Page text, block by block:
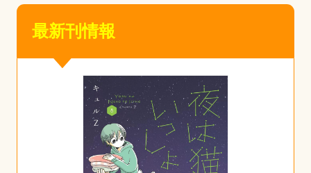
最新刊情報